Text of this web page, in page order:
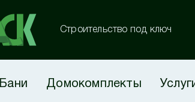
Строительство под ключ
Бани Домокомплекты